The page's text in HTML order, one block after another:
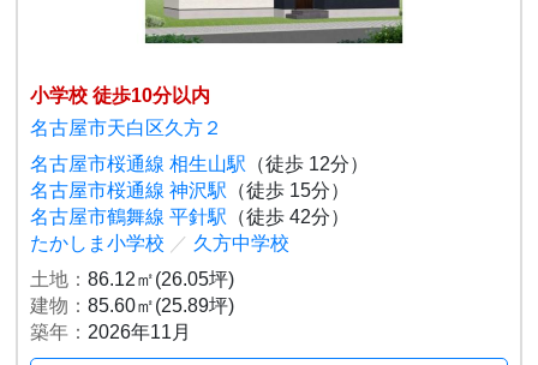
小学校 徒歩10分以内
名古屋市天白区久方２
名古屋市桜通線 相生山駅 （徒歩 12分）
名古屋市桜通線 神沢駅 （徒歩 15分）
名古屋市鶴舞線 平針駅 （徒歩 42分）
たかしま小学校 ／ 久方中学校
土地：86.12㎡(26.05坪)
建物：85.60㎡(25.89坪)
築年： 2026年11月